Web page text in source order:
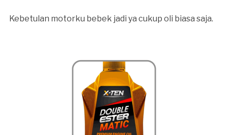
Kebetulan motorku bebek jadi ya cukup oli biasa saja.